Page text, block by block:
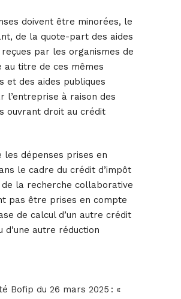
doivent être minorées, le
de la quote-part des aides
reçues par les organismes de
au titre de ces mêmes
et des aides publiques
l’entreprise à raison des
ouvrant droit au crédit
les dépenses prises en
le cadre du crédit d’impôt
la recherche collaborative
pas être prises en compte
de calcul d’un autre crédit
d’une autre réduction
Bofip du 26 mars 2025 : «